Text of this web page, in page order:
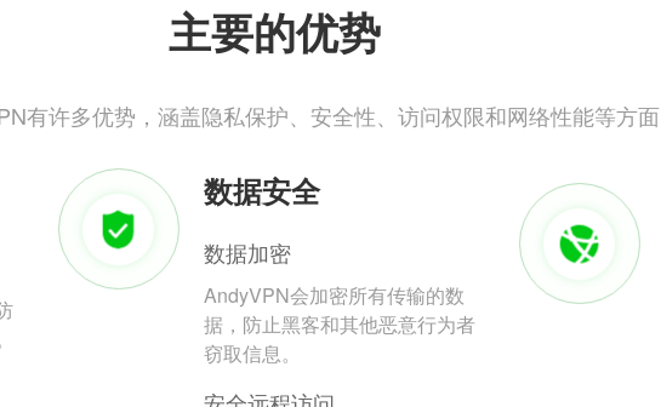
主要的优势
有许多优势，涵盖隐私保护、安全性、访问权限和网络性能等方面
数据安全
数据加密
AndyVPN会加密所有传输的数
据，防止黑客和其他恶意行为者
窃取信息。